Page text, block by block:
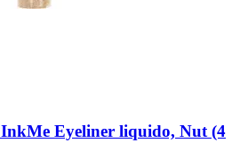
InkMe Eyeliner liquido, Nut (4